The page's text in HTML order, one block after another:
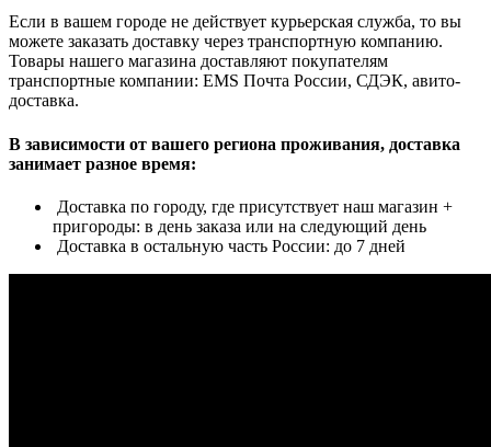
Если в вашем городе не действует курьерская служба, то вы
можете заказать доставку через транспортную компанию.
Товары нашего магазина доставляют покупателям
транспортные компании: EMS Почта России, СДЭК, авито-
доставка.
В зависимости от вашего региона проживания, доставка
занимает разное время:
Доставка по городу, где присутствует наш магазин +
пригороды: в день заказа или на следующий день
Доставка в остальную часть России: до 7 дней